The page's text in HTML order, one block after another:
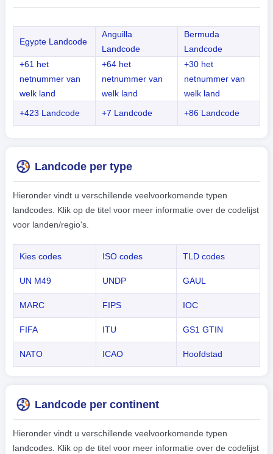
Egypte Landcode
Anguilla
Landcode
Bermuda
Landcode
+61 het
netnummer van
welk land
+64 het
netnummer van
welk land
+30 het
netnummer van
welk land
+423 Landcode
+7 Landcode +86 Landcode
Landcode per type
Hieronder vindt u verschillende veelvoorkomende typen
landcodes. Klik op de titel voor meer informatie over de codelijst
voor landen/regio's.
Kies codes ISO codes TLD codes
UN M49 UNDP GAUL
MARC FIPS IOC
FIFA ITU GS1 GTIN
NATO ICAO Hoofdstad
Landcode per continent
Hieronder vindt u verschillende veelvoorkomende typen
landcodes. Klik op de titel voor meer informatie over de codelijst